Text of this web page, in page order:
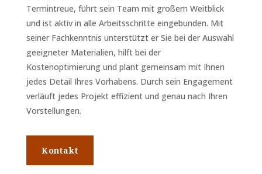
Termintreue, führt sein Team mit großem Weitblick
und ist aktiv in alle Arbeitsschritte eingebunden. Mit
seiner Fachkenntnis unterstützt er Sie bei der Auswahl
geeigneter Materialien, hilft bei der
Kostenoptimierung und plant gemeinsam mit Ihnen
jedes Detail Ihres Vorhabens. Durch sein Engagement
verläuft jedes Projekt effizient und genau nach Ihren
Vorstellungen.
Kontakt